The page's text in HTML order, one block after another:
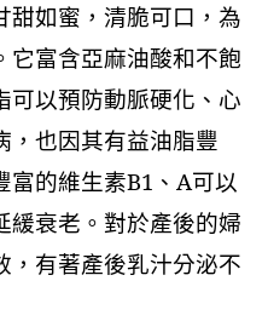
甜如蜜，清脆可口，為
它富含亞麻油酸和不飽
可以預防動脈硬化、心
，也因其有益油脂豐
富的維生素B1、A可以
緩衰老。對於產後的婦
，有著產後乳汁分泌不